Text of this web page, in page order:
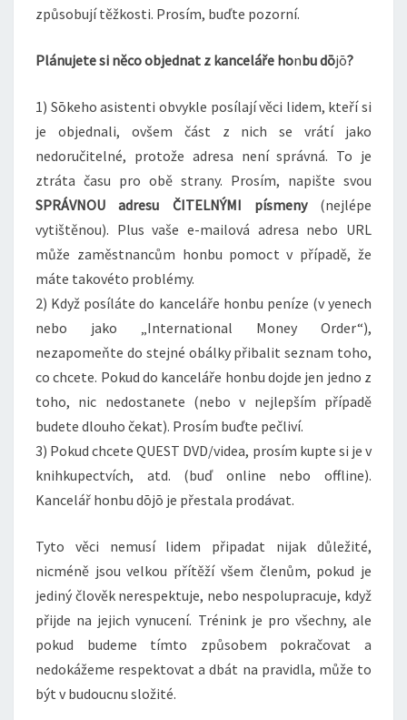
způsobují těžkosti. Prosím, buďte pozorní.
Plánujete si něco objednat z kanceláře honbu dōjō?
1) Sōkeho asistenti obvykle posílají věci lidem, kteří si
je objednali, ovšem část z nich se vrátí jako
nedoručitelné, protože adresa není správná. To je
ztráta času pro obě strany. Prosím, napište svou
SPRÁVNOU adresu ČITELNÝMI písmeny(nejlépe
vytištěnou). Plus vaše e-mailová adresa nebo URL
může zaměstnancům honbu pomoct v případě, že
máte takovéto problémy.
2) Když posíláte do kanceláře honbu peníze (v yenech
nebo jako „International Money Order“),
nezapomeňte do stejné obálky přibalit seznam toho,
co chcete. Pokud do kanceláře honbu dojde jen jedno z
toho, nic nedostanete (nebo v nejlepším případě
budete dlouho čekat). Prosím buďte pečliví.
3) Pokud chcete QUEST DVD/videa, prosím kupte si je v
knihkupectvích, atd. (buď online nebo offline).
Kancelář honbu dōjō je přestala prodávat.
Tyto věci nemusí lidem připadat nijak důležité,
nicméně jsou velkou přítěží všem členům, pokud je
jediný člověk nerespektuje, nebo nespolupracuje, když
přijde na jejich vynucení. Trénink je pro všechny, ale
pokud budeme tímto způsobem pokračovat a
nedokážeme respektovat a dbát na pravidla, může to
být v budoucnu složité.